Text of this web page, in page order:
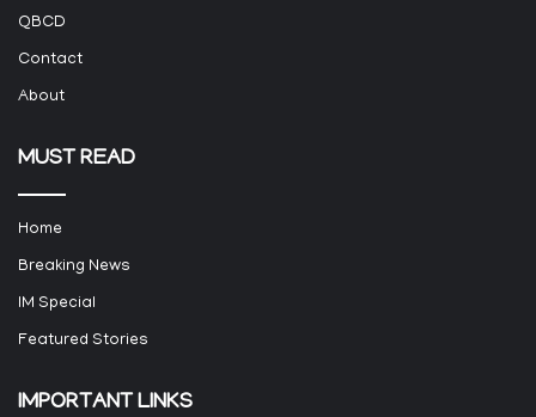
QBCD
Contact
About
MUST READ
Home
Breaking News
IM Special
Featured Stories
IMPORTANT LINKS